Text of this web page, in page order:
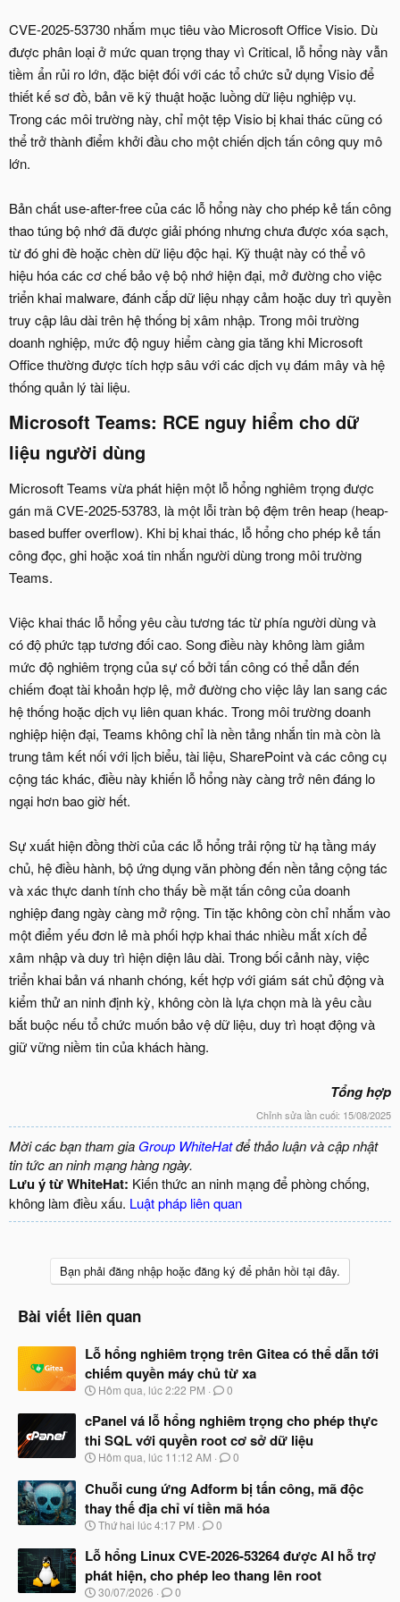
CVE-2025-53730 nhắm mục tiêu vào Microsoft Office Visio. Dù
được phân loại ở mức quan trọng thay vì Critical, lỗ hổng này vẫn
tiềm ẩn rủi ro lớn, đặc biệt đối với các tổ chức sử dụng Visio để
thiết kế sơ đồ, bản vẽ kỹ thuật hoặc luồng dữ liệu nghiệp vụ.
Trong các môi trường này, chỉ một tệp Visio bị khai thác cũng có
thể trở thành điểm khởi đầu cho một chiến dịch tấn công quy mô
lớn.
Bản chất use-after-free của các lỗ hổng này cho phép kẻ tấn công
thao túng bộ nhớ đã được giải phóng nhưng chưa được xóa sạch,
từ đó ghi đè hoặc chèn dữ liệu độc hại. Kỹ thuật này có thể vô
hiệu hóa các cơ chế bảo vệ bộ nhớ hiện đại, mở đường cho việc
triển khai malware, đánh cắp dữ liệu nhạy cảm hoặc duy trì quyền
truy cập lâu dài trên hệ thống bị xâm nhập. Trong môi trường
doanh nghiệp, mức độ nguy hiểm càng gia tăng khi Microsoft
Office thường được tích hợp sâu với các dịch vụ đám mây và hệ
thống quản lý tài liệu.
Microsoft Teams: RCE nguy hiểm cho dữ
liệu người dùng​
Microsoft Teams vừa phát hiện một lỗ hổng nghiêm trọng được
gán mã CVE-2025-53783, là một lỗi tràn bộ đệm trên heap (heap-
based buffer overflow). Khi bị khai thác, lỗ hổng cho phép kẻ tấn
công đọc, ghi hoặc xoá tin nhắn người dùng trong môi trường
Teams.
Việc khai thác lỗ hổng yêu cầu tương tác từ phía người dùng và
có độ phức tạp tương đối cao. Song điều này không làm giảm
mức độ nghiêm trọng của sự cố bởi tấn công có thể dẫn đến
chiếm đoạt tài khoản hợp lệ, mở đường cho việc lây lan sang các
hệ thống hoặc dịch vụ liên quan khác. Trong môi trường doanh
nghiệp hiện đại, Teams không chỉ là nền tảng nhắn tin mà còn là
trung tâm kết nối với lịch biểu, tài liệu, SharePoint và các công cụ
cộng tác khác, điều này khiến lỗ hổng này càng trở nên đáng lo
ngại hơn bao giờ hết.
Sự xuất hiện đồng thời của các lỗ hổng trải rộng từ hạ tầng máy
chủ, hệ điều hành, bộ ứng dụng văn phòng đến nền tảng cộng tác
và xác thực danh tính cho thấy bề mặt tấn công của doanh
nghiệp đang ngày càng mở rộng. Tin tặc không còn chỉ nhắm vào
một điểm yếu đơn lẻ mà phối hợp khai thác nhiều mắt xích để
xâm nhập và duy trì hiện diện lâu dài. Trong bối cảnh này, việc
triển khai bản vá nhanh chóng, kết hợp với giám sát chủ động và
kiểm thử an ninh định kỳ, không còn là lựa chọn mà là yêu cầu
bắt buộc nếu tổ chức muốn bảo vệ dữ liệu, duy trì hoạt động và
giữ vững niềm tin của khách hàng.
Tổng hợp
Chỉnh sửa lần cuối: 15/08/2025
Mời các bạn tham gia Group WhiteHatđể thảo luận và cập nhật
tin tức an ninh mạng hàng ngày.
Lưu ý từ WhiteHat: Kiến thức an ninh mạng để phòng chống,
không làm điều xấu. Luật pháp liên quan
Bạn phải đăng nhập hoặc đăng ký để phản hồi tại đây.
Bài viết liên quan
Lỗ hổng nghiêm trọng trên Gitea có thể dẫn tới
chiếm quyền máy chủ từ xa
N
à
b
ắ
đ
ầ
u
Hôm qua, lúc 2:22 PM 0
cPanel vá lỗ hổng nghiêm trọng cho phép thực
thi SQL với quyền root cơ sở dữ liệu
N
à
y
b
ắ
đ
ầ
u
Hôm qua, lúc 11:12 AM 0
Chuỗi cung ứng Adform bị tấn công, mã độc
thay thế địa chỉ ví tiền mã hóa
N
à
b
ắ
Thứ hai lúc 4:17 PM 0
Lỗ hổng Linux CVE-2026-53264 được AI hỗ trợ
phát hiện, cho phép leo thang lên root
N
30/07/2026 0